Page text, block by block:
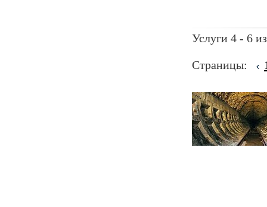
Услуги 4 - 6
Страницы: